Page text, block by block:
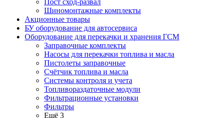
Пост сход-развал
Шиномонтажные комплекты
Акционные товары
БУ оборудование для автосервиса
Оборудование для перекачки и хранения ГСМ
Заправочные комплекты
Насосы для перекачки топлива и масла
Пистолеты заправочные
Счётчик топлива и масла
Системы контроля и учета
Топливораздаточные модули
Фильтрационные установки
Фильтры
Ещё 3